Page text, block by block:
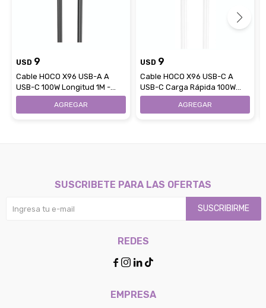
USD 9
Cable HOCO X96 USB-A A
USB-C 100W Longitud 1M -
Black
USD 9
Cable HOCO X96 USB-C A
USB-C Carga Rápida 100W
Longitud 1M - White
EMPRESA
SUSCRIBETE PARA LAS OFERTAS
SUSCRIBIRME
REDES
   